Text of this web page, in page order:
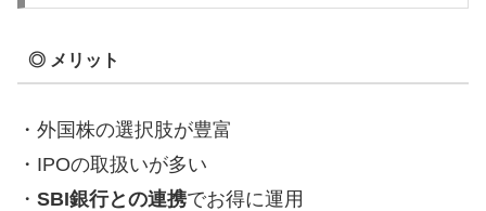
◎ メリット
・外国株の選択肢が豊富
・IPOの取扱いが多い
・ SBI銀行との連携でお得に運用